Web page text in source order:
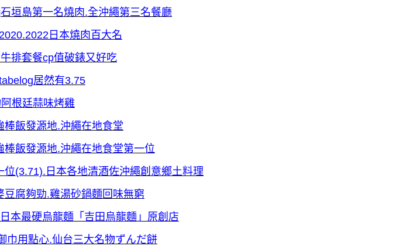
垣島第一名燒肉.全沖繩第三名餐廳
日本燒肉百大名
排套餐cp值破錶又好吃
居然有3.75
根廷蒜味烤雞
棒飯發源地.沖繩在地食堂
棒飯發源地.沖繩在地食堂第一位
(3.71).日本各地清酒佐沖繩創意鄉土料理
豆腐夠勁.雞湯砂鍋麵回味無窮
本最硬烏龍麵「吉田烏龍麵」原創店
巾用點心.仙台三大名物ずんだ餅